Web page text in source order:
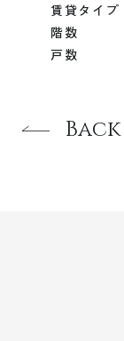
賃貸タイプ
階数
戸数
Back